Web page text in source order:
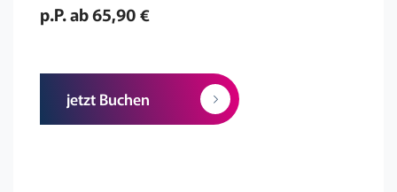
p.P. ab 65,90 €
jetzt Buchen